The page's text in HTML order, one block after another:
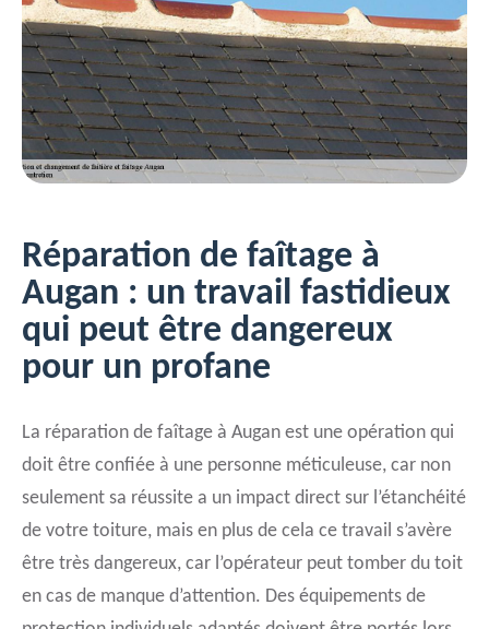
Réparation de faîtage à
Augan : un travail fastidieux
qui peut être dangereux
pour un profane
La réparation de faîtage à Augan est une opération qui
doit être confiée à une personne méticuleuse, car non
seulement sa réussite a un impact direct sur l’étanchéité
de votre toiture, mais en plus de cela ce travail s’avère
être très dangereux, car l’opérateur peut tomber du toit
en cas de manque d’attention. Des équipements de